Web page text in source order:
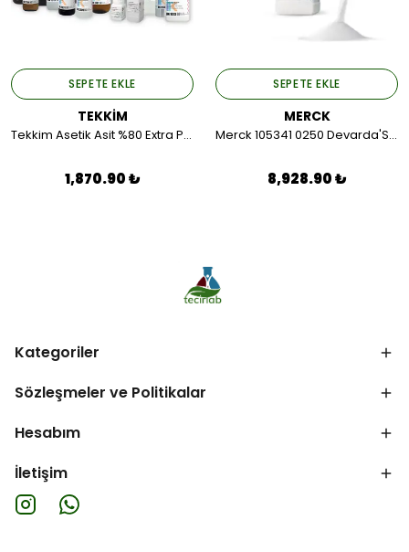
SEPETE EKLE
TEKKİM
Tekkim Asetik Asit %80 Extra Pure (Plastik Ambalaj) 5LT.
1,870.90 ₺
SEPETE EKLE
MERCK
Merck 105341 0250 Devarda'S Alloy Gr For Analysis 250 GR.
8,928.90 ₺
Kategoriler
Sözleşmeler ve Politikalar
Hesabım
İletişim